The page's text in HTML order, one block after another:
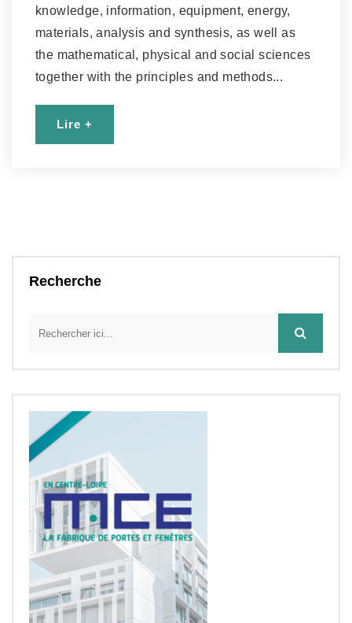
knowledge, information, equipment, energy,
materials, analysis and synthesis, as well as
the mathematical, physical and social sciences
together with the principles and methods...
Lire +
Recherche